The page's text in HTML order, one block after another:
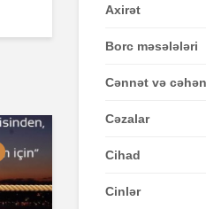
Axirət
Borc məsələləri
Cənnət və
Cəzalar
Cihad
Cinlər